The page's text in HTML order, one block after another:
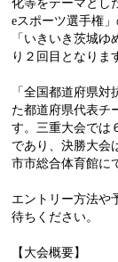
化等をテーマとし
eスポーツ選手権
「いきいき茨城
り２回目となりま
「全国都道府県
た都道府県代表チ
す。三重大会では
であり、決勝大会
市市総合体育館に
エントリー方法や
待ちください。
【大会概要】